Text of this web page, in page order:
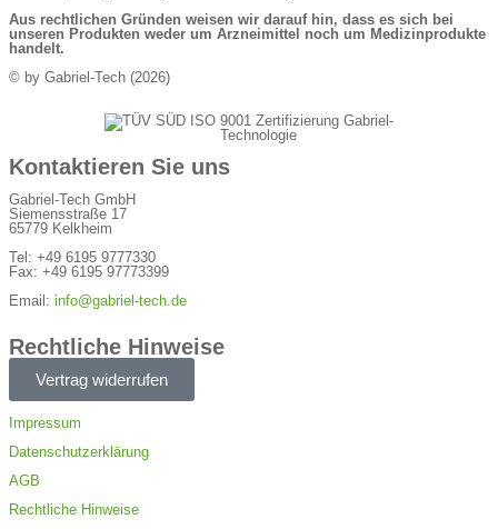
Aus rechtlichen Gründen weisen wir darauf hin, dass es sich bei
unseren Produkten weder um Arzneimittel noch um Medizinprodukte
handelt.
© by Gabriel-Tech (2026)
Kontaktieren Sie uns
Gabriel-Tech GmbH
Siemensstraße 17
65779 Kelkheim
Tel: +49 6195 9777330
Fax: +49 6195 97773399
Email: info@gabriel-tech.de
Rechtliche Hinweise
Vertrag widerrufen
Impressum
Datenschutzerklärung
AGB
Rechtliche Hinweise